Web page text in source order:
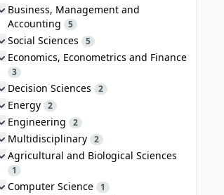
Business, Management and
Accounting
5
Social Sciences 5
Economics, Econometrics and Finance
3
Decision Sciences 2
Energy 2
Engineering 2
Multidisciplinary 2
Agricultural and Biological Sciences
1
Computer Science 1